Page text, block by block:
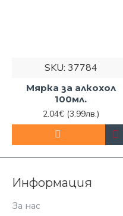
SKU: 37784
Мярка за алкохол
100мл.
2.04€ (3.99лв.)
Информация
За нас